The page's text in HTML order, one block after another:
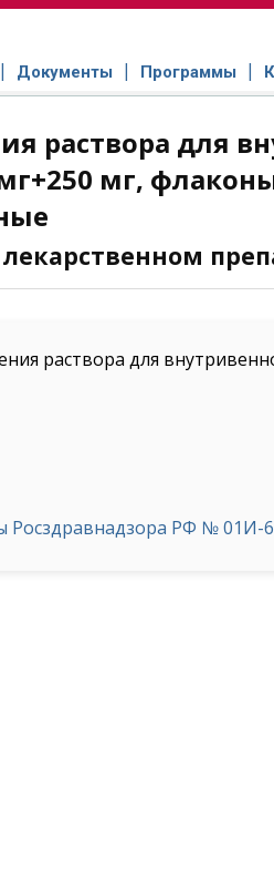
Документы Программы
раствора для
мг,
раствора для
РФ № 01И-